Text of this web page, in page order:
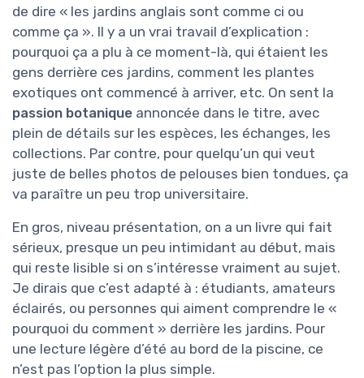
de dire « les jardins anglais sont comme ci ou
comme ça ». Il y a un vrai travail d’explication :
pourquoi ça a plu à ce moment-là, qui étaient les
gens derrière ces jardins, comment les plantes
exotiques ont commencé à arriver, etc. On sent la
passion botanique annoncée dans le titre, avec
plein de détails sur les espèces, les échanges, les
collections. Par contre, pour quelqu’un qui veut
juste de belles photos de pelouses bien tondues, ça
va paraître un peu trop universitaire.
En gros, niveau présentation, on a un livre qui fait
sérieux, presque un peu intimidant au début, mais
qui reste lisible si on s’intéresse vraiment au sujet.
Je dirais que c’est adapté à : étudiants, amateurs
éclairés, ou personnes qui aiment comprendre le «
pourquoi du comment » derrière les jardins. Pour
une lecture légère d’été au bord de la piscine, ce
n’est pas l’option la plus simple.